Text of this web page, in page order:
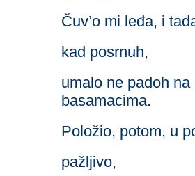
Čuv’o mi leđa, i
kad posrnuh,
umalo ne padoh na
basamacima.
Položio, potom, u
pažljivo,